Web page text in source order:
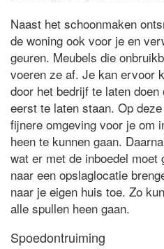
Naast het schoonmaken
de woning ook voor je en
geuren. Meubels die
voeren ze af. Je kan ervoor
door het bedrijf te laten
eerst te laten staan. Op
fijnere omgeving voor je om
heen te kunnen gaan.
wat er met de inboedel moet
naar een opslaglocatie
naar je eigen huis toe. Zo
alle spullen heen gaan.
Spoedontruiming